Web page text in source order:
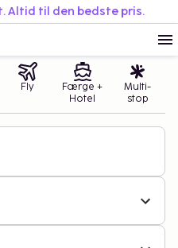
Altid til den bedste pris.
Fly
Færge +
Hotel
Multi-
stop